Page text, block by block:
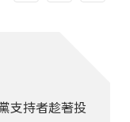
支持者趁著投